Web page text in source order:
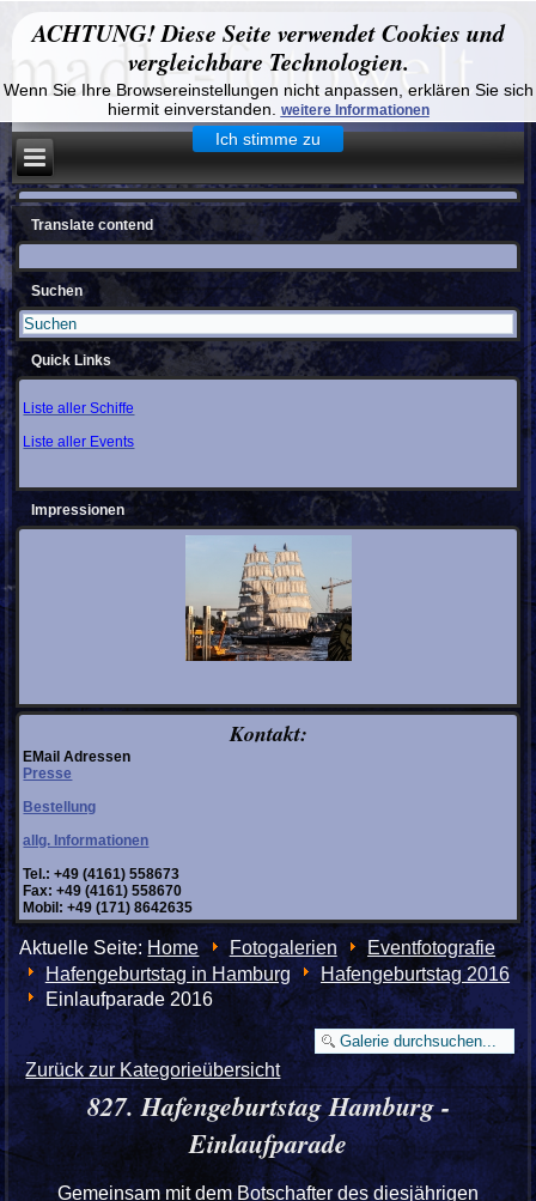
ACHTUNG! Diese Seite verwendet Cookies und
vergleichbare Technologien.
Wenn Sie Ihre Browsereinstellungen nicht anpassen, erklären Sie sich
hiermit einverstanden.
weitere Informationen
Ich stimme zu
Translate contend
Suchen
Quick Links
Liste aller Schiffe
Liste aller Events
Impressionen
Kontakt:
EMail Adressen
Presse
Bestellung
allg. Informationen
Tel.: +49 (4161) 558673
Fax: +49 (4161) 558670
Mobil: +49 (171) 8642635
Aktuelle Seite:Home Fotogalerien
Eventfotografie
Hafengeburtstag in Hamburg
Hafengeburtstag 2016
Einlaufparade 2016
Zurück zur Kategorieübersicht
827. Hafengeburtstag Hamburg -
Einlaufparade
Gemeinsam mit dem Botschafter des diesjährigen